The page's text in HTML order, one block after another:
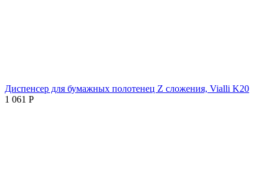
Диспенсер для бумажных полотенец Z сложения, Vialli K20
1 061 Р